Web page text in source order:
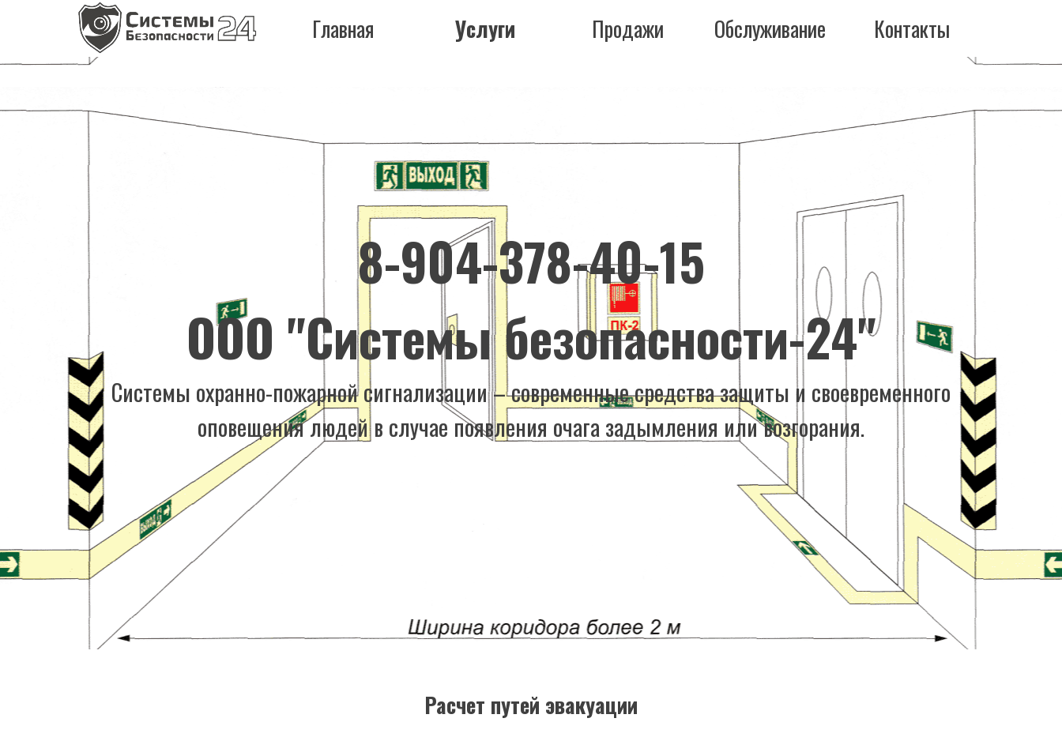
Главная Услуги Продажи Обслуживание Контакты
8-904-378-40-15
ООО "Системы безопасности-24"
Системы охранно-пожарной сигнализации – современные средства защиты и своевременного
оповещения людей в случае появления очага задымления или возгорания.
Расчет путей эвакуации